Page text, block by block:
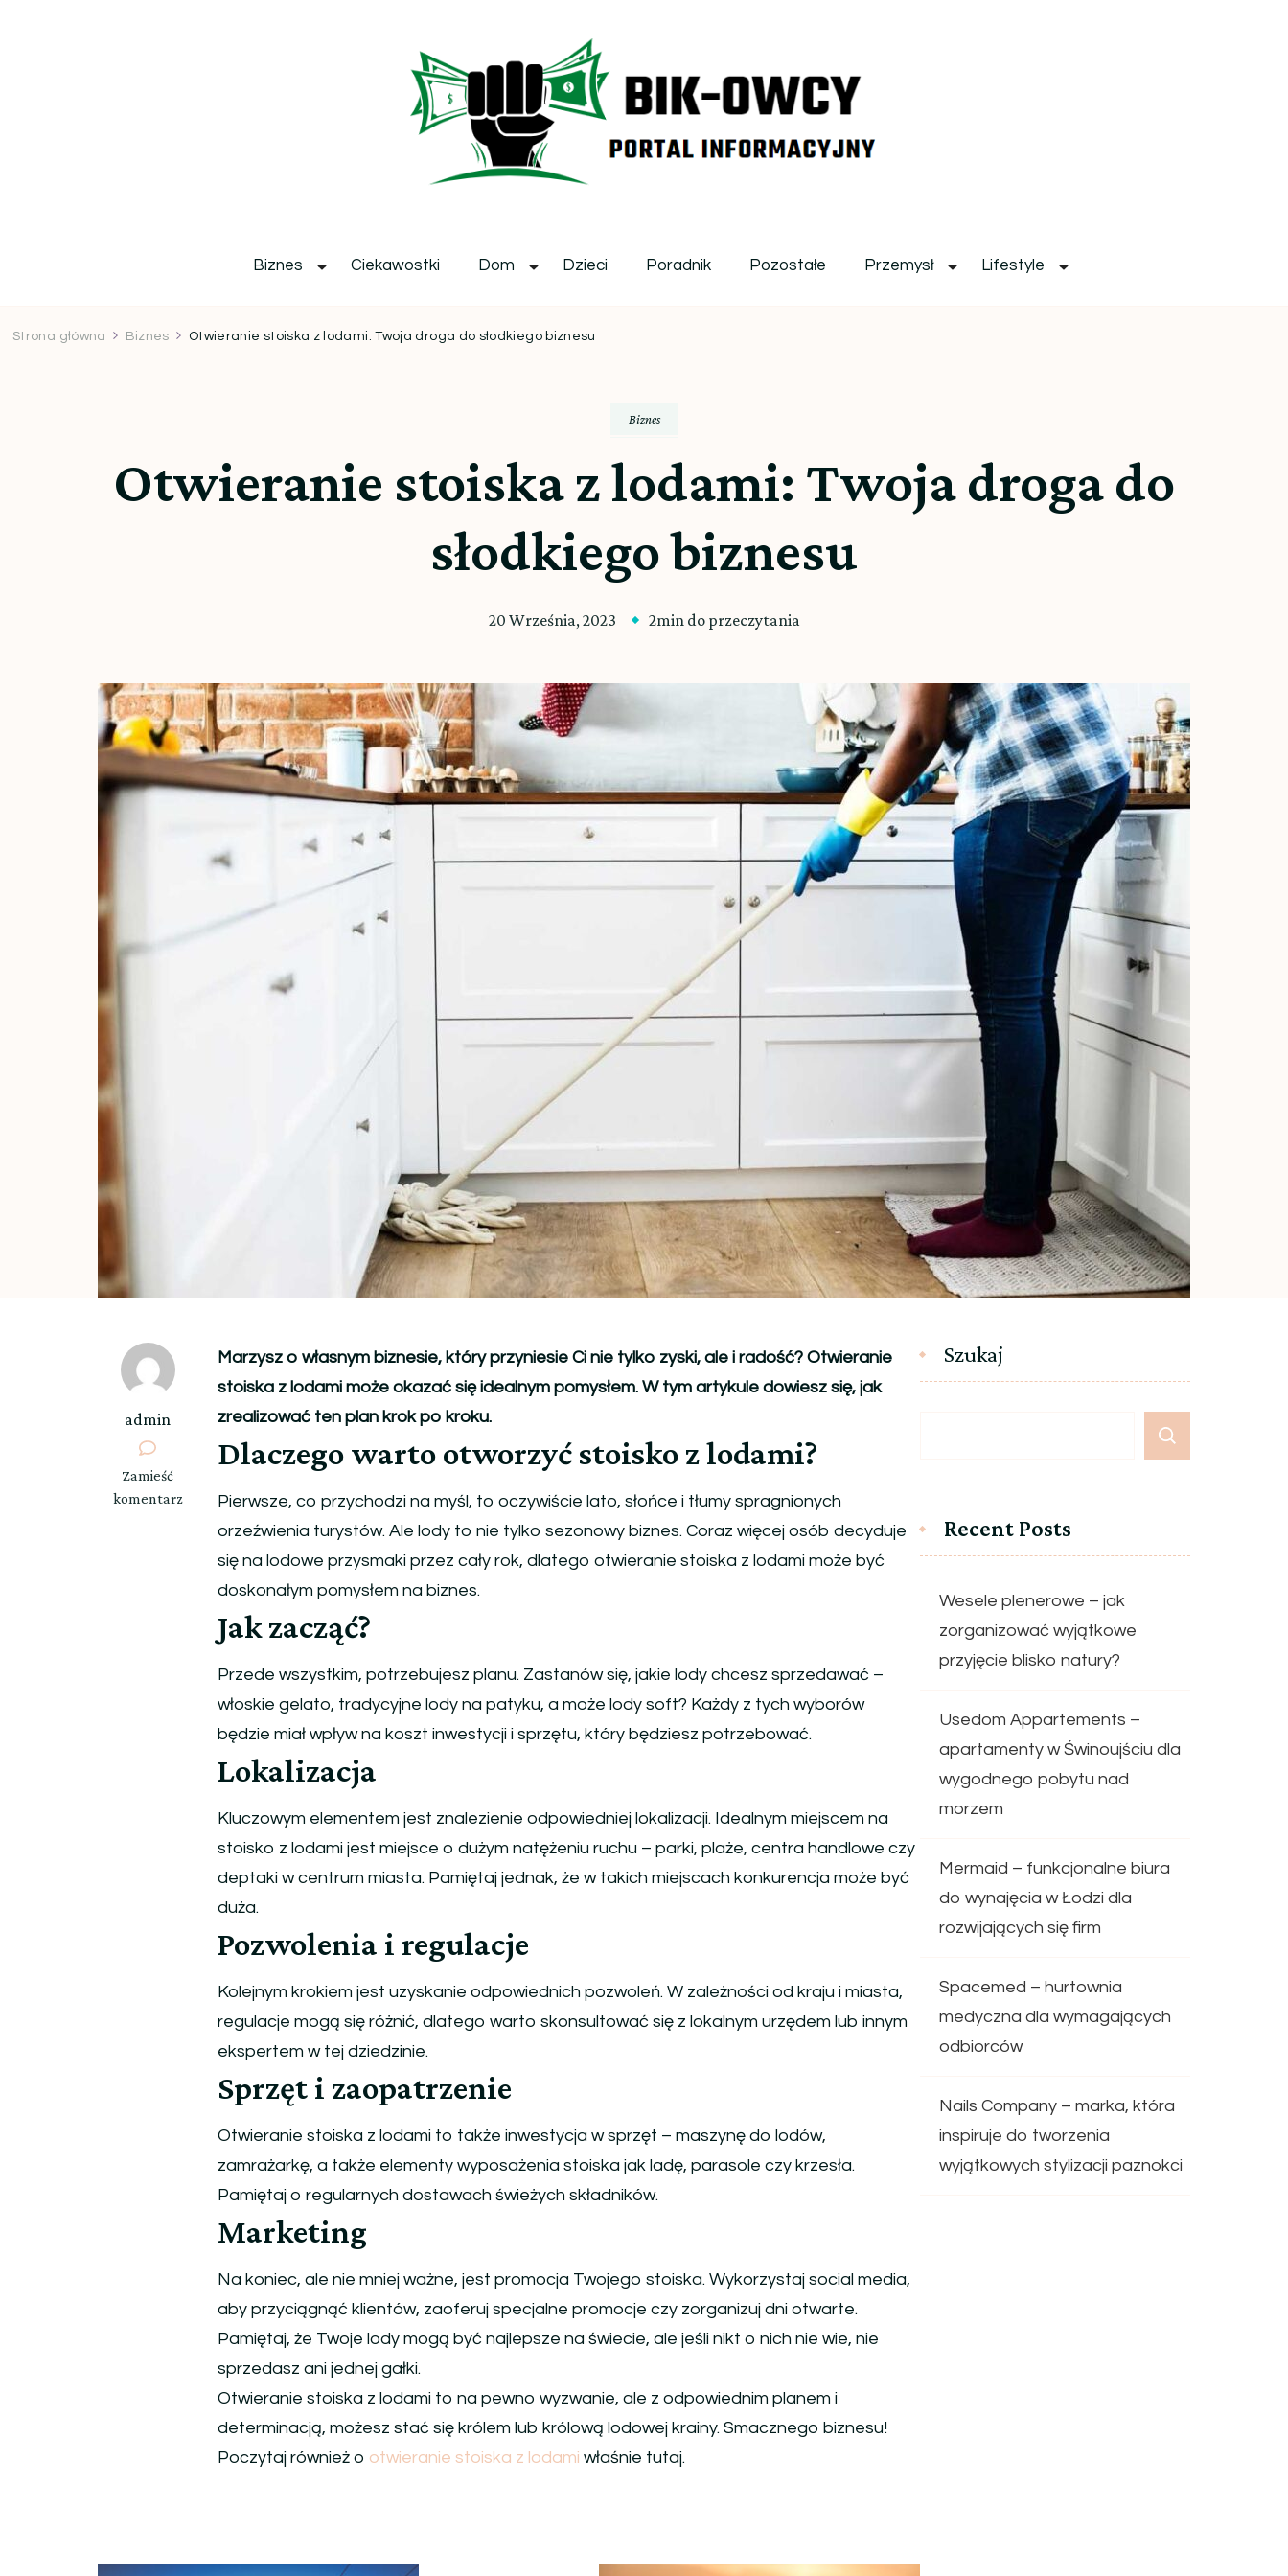
Biznes Ciekawostki Dom Dzieci Poradnik Pozostałe Przemysł Lifestyle
Strona główna Biznes Otwieranie stoiska z lodami: Twoja droga do słodkiego biznesu
Biznes
Otwieranie stoiska z lodami: Twoja droga do
słodkiego biznesu
20 Września, 2023 2min do przeczytania
admin
Zamieść
komentarz
we
wpisie
Marzysz o własnym biznesie, który przyniesie Ci nie tylko zyski, ale i radość? Otwieranie
stoiska z lodami może okazać się idealnym pomysłem. W tym artykule dowiesz się, jak
zrealizować ten plan krok po kroku.
Dlaczego warto otworzyć stoisko z lodami?
Pierwsze, co przychodzi na myśl, to oczywiście lato, słońce i tłumy spragnionych
orzeźwienia turystów. Ale lody to nie tylko sezonowy biznes. Coraz więcej osób decyduje
się na lodowe przysmaki przez cały rok, dlatego otwieranie stoiska z lodami może być
doskonałym pomysłem na biznes.
Jak zacząć?
Przede wszystkim, potrzebujesz planu. Zastanów się, jakie lody chcesz sprzedawać –
włoskie gelato, tradycyjne lody na patyku, a może lody soft? Każdy z tych wyborów
będzie miał wpływ na koszt inwestycji i sprzętu, który będziesz potrzebować.
Lokalizacja
Kluczowym elementem jest znalezienie odpowiedniej lokalizacji. Idealnym miejscem na
stoisko z lodami jest miejsce o dużym natężeniu ruchu – parki, plaże, centra handlowe czy
deptaki w centrum miasta. Pamiętaj jednak, że w takich miejscach konkurencja może być
duża.
Pozwolenia i regulacje
Kolejnym krokiem jest uzyskanie odpowiednich pozwoleń. W zależności od kraju i miasta,
regulacje mogą się różnić, dlatego warto skonsultować się z lokalnym urzędem lub innym
ekspertem w tej dziedzinie.
Sprzęt i zaopatrzenie
Otwieranie stoiska z lodami to także inwestycja w sprzęt – maszynę do lodów,
zamrażarkę, a także elementy wyposażenia stoiska jak ladę, parasole czy krzesła.
Pamiętaj o regularnych dostawach świeżych składników.
Marketing
Na koniec, ale nie mniej ważne, jest promocja Twojego stoiska. Wykorzystaj social media,
aby przyciągnąć klientów, zaoferuj specjalne promocje czy zorganizuj dni otwarte.
Pamiętaj, że Twoje lody mogą być najlepsze na świecie, ale jeśli nikt o nich nie wie, nie
sprzedasz ani jednej gałki.
Otwieranie stoiska z lodami to na pewno wyzwanie, ale z odpowiednim planem i
determinacją, możesz stać się królem lub królową lodowej krainy. Smacznego biznesu!
Poczytaj również o otwieranie stoiska z lodami właśnie tutaj.
Szukaj
Recent Posts
Wesele plenerowe – jak
zorganizować wyjątkowe
przyjęcie blisko natury?
Usedom Appartements –
apartamenty w Świnoujściu dla
wygodnego pobytu nad
morzem
Mermaid – funkcjonalne biura
do wynajęcia w Łodzi dla
rozwijających się firm
Spacemed – hurtownia
medyczna dla wymagających
odbiorców
Nails Company – marka, która
inspiruje do tworzenia
wyjątkowych stylizacji paznokci